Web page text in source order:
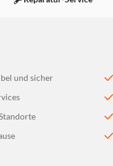
und sicher